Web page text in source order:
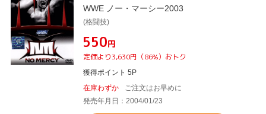
WWE ノー・マーシー2003
(格闘技)
¥550円
定価より3,630円（86%）おトク
獲得ポイント 5P
在庫わずか
ご注文はお早めに
発売年月日：2004/01/23